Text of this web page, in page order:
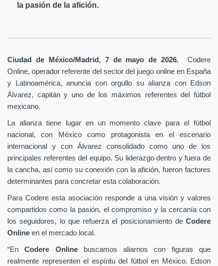
la pasión de la afición.
Ciudad de México/Madrid, 7 de mayo de 2026. Codere
Online, operador referente del sector del juego online en España
y Latinoamérica, anuncia con orgullo su alianza con Edson
Álvarez, capitán y uno de los máximos referentes del fútbol
mexicano.
La alianza tiene lugar en un momento clave para el fútbol
nacional, con México como protagonista en el escenario
internacional y con Álvarez consolidado como uno de los
principales referentes del equipo. Su liderazgo dentro y fuera de
la cancha, así como su conexión con la afición, fueron factores
determinantes para concretar esta colaboración.
Para Codere esta asociación responde a una visión y valores
compartidos como la pasión, el compromiso y la cercanía con
los seguidores, lo que refuerza el posicionamiento de Codere
Online en el mercado local.
“EnCodere Onlinebuscamos aliarnos con figuras que
realmente representen el espíritu del fútbol en México. Edson